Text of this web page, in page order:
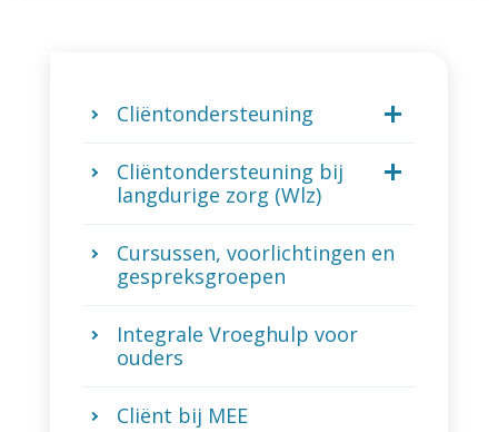
Cliëntondersteuning
Cliëntondersteuning bij
langdurige zorg (Wlz)
Cursussen, voorlichtingen en
gespreksgroepen
Integrale Vroeghulp voor
ouders
Cliënt bij MEE